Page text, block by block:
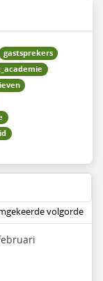
gastsprekers
volgorde